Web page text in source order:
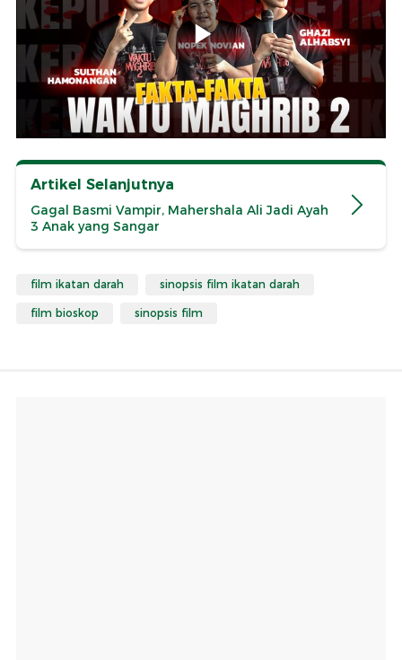
Artikel Selanjutnya
Gagal Basmi Vampir, Mahershala Ali Jadi Ayah
3 Anak yang Sangar
film ikatan darah sinopsis film ikatan darah
film bioskop sinopsis film